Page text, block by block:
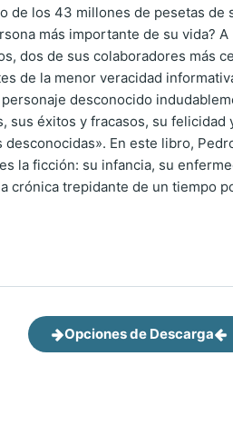
de los 43 millones de pesetas
más importante de su vida?
dos de sus colaboradores más
de la menor veracidad
desconocido
éxitos y fracasos, su
En este libro,
la ficción: su infancia, su
crónica trepidante de un tiempo
Opciones de Descarga